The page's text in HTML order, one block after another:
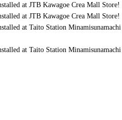
at JTB Kawagoe Crea Mall Store!
at JTB Kawagoe Crea Mall Store!
at Taito Station Minamisunamachi
at Taito Station Minamisunamachi